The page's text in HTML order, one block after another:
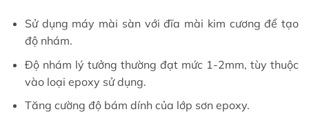
Sử dụng máy mài sàn với đĩa mài kim cương để tạo
độ nhám.
Độ nhám lý tưởng thường đạt mức 1-2mm, tùy thuộc
vào loại epoxy sử dụng.
Tăng cường độ bám dính của lớp sơn epoxy.